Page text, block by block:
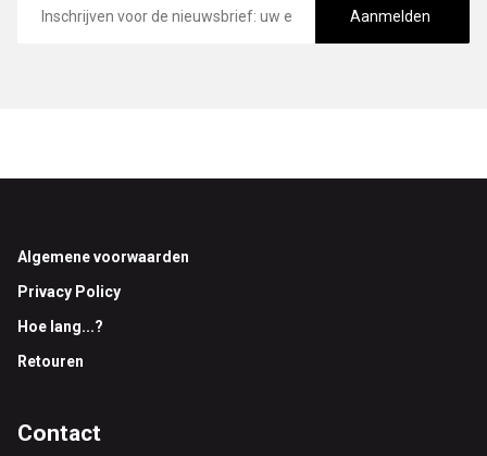
mailadres
Aanmelden
Footer
Algemene voorwaarden
Privacy Policy
Hoe lang...?
Retouren
Contact